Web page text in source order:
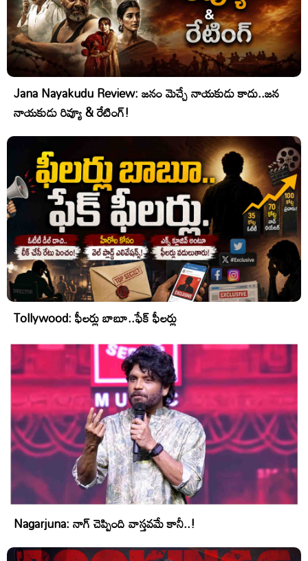
Jana Nayakudu Review: జనం మెచ్చే నాయకుడు కాదు..జన
నాయకుడు రివ్యూ & రేటింగ్!
Tollywood: ఫీలర్లు బాబూ..ఫేక్ ఫీలర్లు
Nagarjuna: నాగ్ చెప్పింది వాస్తవమే కానీ..!